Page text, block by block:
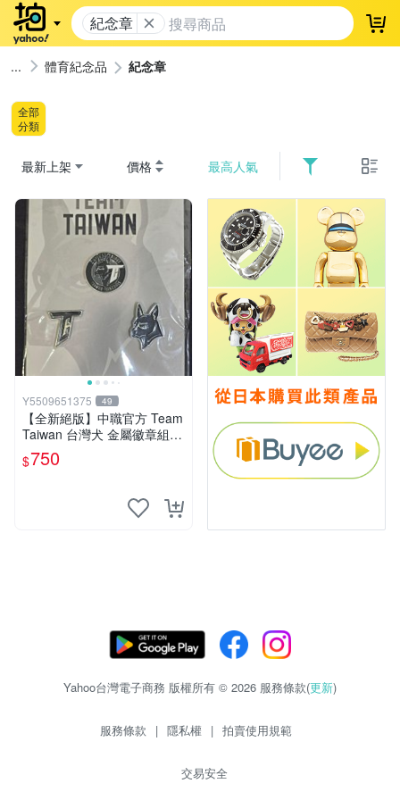
紀念章 登
體育紀念品 紀念章
全部
分類
最新上架 價格 最高人氣
Y5509651375 49
【全新絕版】中職官方 Team
Taiwan 台灣犬 金屬徽章組
(三入裝) / 12強 冠亞賽 中華
隊 紀念徽章 棒球周邊
$750
Yahoo台灣電子商務 版權所有 © 2026 服務條款(更新)
服務條款 | 隱私權 | 拍賣使用規範
交易安全